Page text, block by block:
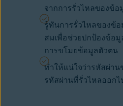
จากการรั่วไหลของข้
รู้ทันการรั่วไหลของข้อ
สมเพื่อช่วยปกป้องข้อ
การขโมยข้อมูลตัวตน
ทำให้แน่ใจว่ารหัสผ่าน
รหัสผ่านที่รั่วไหลออกไป